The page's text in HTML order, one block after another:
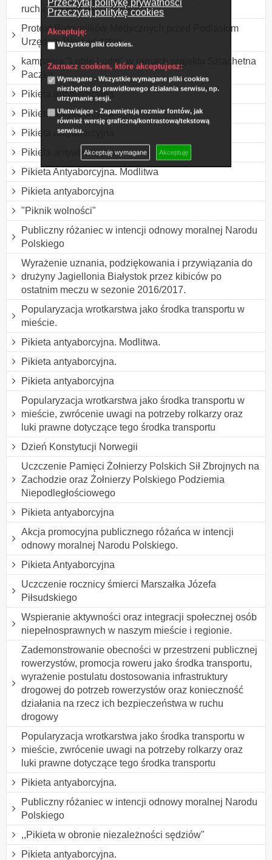
Przeczytaj politykę prywatności
Przeczytaj politykę cookies
Akceptuję:
Wszystkie pliki cookies.
Zaznacz cookies, które akceptujesz:
Wymagane - Wszystkie wymagane pliki cookies
niezbędne do prawidłowego działania serwisu, np.
utrzymanie sesji.
Ułatwiające - Zapamiętują rozmiar fontów, jak
również wersję graficzną/kontrastową/tekstową
serwisu.
Akceptuję wymagane Akceptuję
ruchu drogowym
Protest Ratowników Medycznych przed Podlaskim
Urzędem Wojewódzkim
kampania "Lubię Ludzi" w ramach projektu Szlachetna
Paczka
Pikieta antyaborcyjna
Pikieta antyaborcyjna
Pikieta antyaborcyjna
Pikieta antyaborcyjna
Pikieta Antyaborcyjna. Modlitwa
Pikieta antyaborcyjna
"Piknik wolności"
Publiczny różaniec w intencji odnowy moralnej Narodu
Polskiego
Wyrażenie uznania, podziękowania i przywiązania do
drużyny Jagiellonia Białystok przez kibiców po
ostatnim meczu w sezonie 2016/2017.
Popularyzacja wrotkarstwa jako środka transportu w
mieście.
Pikieta antyaborcyjna. Modlitwa.
Pikieta antyaborcyjna.
Pikieta antyaborcyjna
Popularyzacja wrotkarstwa jako środka transportu w
mieście, zwrócenie uwagi na potrzeby rolkarzy oraz
luki prawne dotyczące tego środka transportu
Dzień Konstytucji Norwegii
Uczczenie Pamięci Żołnierzy Polskich Sił Zbrojnych na
Zachodzie oraz Żołnierzy Polskiego Podziemia
Niepodległościowego
Pikieta antyaborcyjna
Akcja promocyjna publicznego różańca w intencji
odnowy moralnej Narodu Polskiego.
Pikieta Antyaborcyjna
Uczczenie rocznicy śmierci Marszałka Józefa
Piłsudskiego
Wspieranie aktywności oraz integracji społecznej osób
niepełnosprawnych w naszym mieście i regionie.
Zademonstrowanie obecności w przestrzeni publicznej
rowerzystów, promocja roweru jako środka transportu,
wyrażenie postulatu dostosowania infrastruktury
drogowej do potrzeb rowerzystów oraz konieczność
działania na rzecz ich bezpieczeństwa w ruchu
drogowy
Popularyzacja wrotkarstwa jako środka transportu w
mieście, zwrócenie uwagi na potrzeby rolkarzy oraz
luki prawne dotyczące tego środka transportu
Pikieta antyaborcyjna.
Publiczny różaniec w intencji odnowy moralnej Narodu
Polskiego
,,Pikieta w obronie niezależności sędziów"
Pikieta antyaborcyjna.